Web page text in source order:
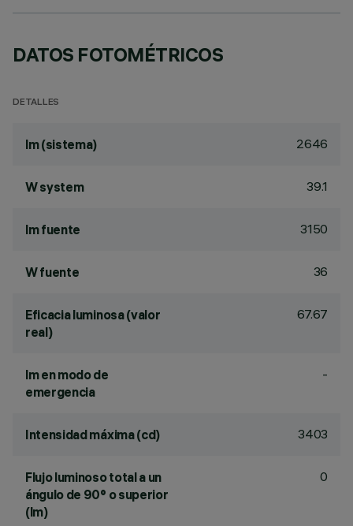
DATOS FOTOMÉTRICOS
DETALLES
lm (sistema) 2646
W system 39.1
lm fuente 3150
W fuente 36
Eficacia luminosa (valor
real)
67.67
lm en modo de
emergencia
-
Intensidad máxima (cd) 3403
Flujo luminoso total a un
ángulo de 90° o superior
(lm)
0